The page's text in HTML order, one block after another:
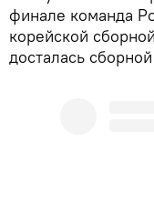
финале команда
корейской
досталась